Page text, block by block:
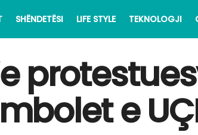
SHËNDETËSI LIFE STYLE TEKNOLOGJI
e